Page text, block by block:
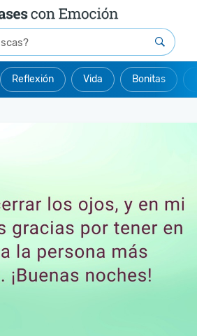
Reflexión Vida Bonitas